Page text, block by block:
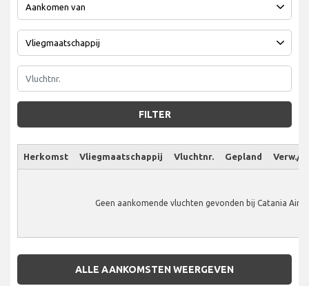
FILTER
Herkomst Vliegmaatschappij Vluchtnr. Gepland Verw./
Geen aankomende vluchten gevonden bij Catania
ALLE AANKOMSTEN WEERGEVEN